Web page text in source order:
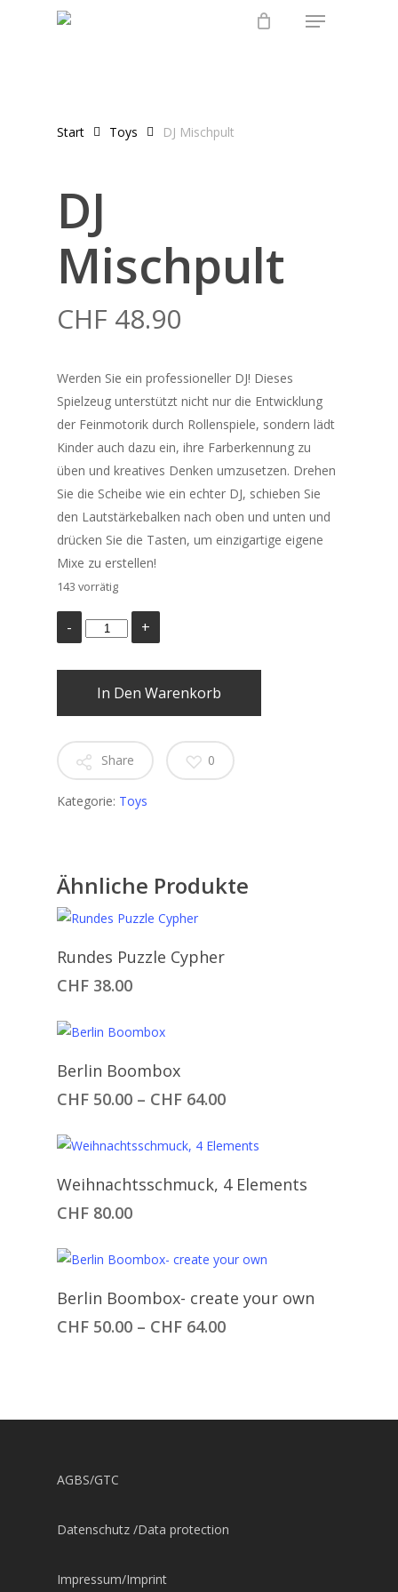
Menu
Start Toys DJ Mischpult
DJ
Mischpult
CHF 48.90
Werden Sie ein professioneller DJ! Dieses
Spielzeug unterstützt nicht nur die Entwicklung
der Feinmotorik durch Rollenspiele, sondern lädt
Kinder auch dazu ein, ihre Farberkennung zu
üben und kreatives Denken umzusetzen. Drehen
Sie die Scheibe wie ein echter DJ, schieben Sie
den Lautstärkebalken nach oben und unten und
drücken Sie die Tasten, um einzigartige eigene
Mixe zu erstellen!
143 vorrätig
In Den Warenkorb
Share 0
Kategorie: Toys
Ähnliche Produkte
In Den Warenkorb
Rundes Puzzle Cypher
CHF 38.00
Ausführung Wählen
Berlin Boombox
CHF 50.00 – CHF 64.00Preisspanne:
CHF 64.00
In Den Warenkorb
Weihnachtsschmuck, 4 Elements
CHF 80.00
Ausführung Wählen
Berlin Boombox- create your own
CHF 50.00 – CHF 64.00Preisspanne:
AGBS/GTC
Datenschutz /Data protection
Impressum/Imprint